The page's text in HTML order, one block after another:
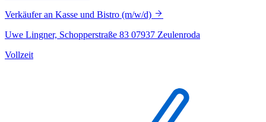
Verkäufer an Kasse und Bistro (m/w/d)
Uwe Lingner, Schopperstraße 83 07937 Zeulenroda
Vollzeit